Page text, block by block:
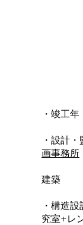
・
・
画事務所
建築
・構
究室+レ